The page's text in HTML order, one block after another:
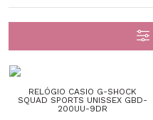
RELÓGIO CASIO G-SHOCK
SQUAD SPORTS UNISSEX GBD-
200UU-9DR